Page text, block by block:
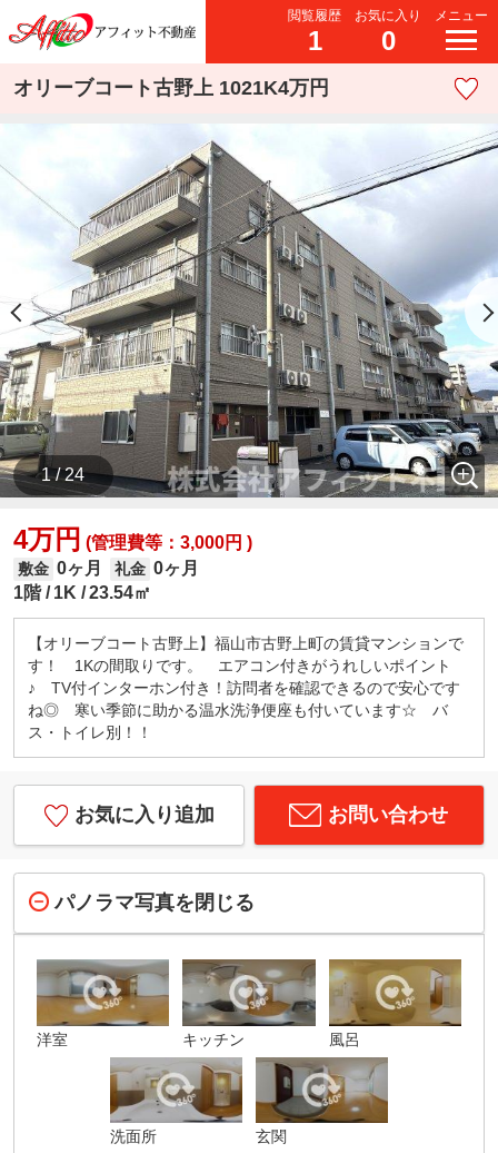
閲覧履歴
1
お気に入り
0
メニュー
オリーブコート古野上 1021K4万円
1 / 24
4万円 (管理費等：3,000円 )
敷金 0ヶ月 礼金 0ヶ月
1階
1K 23.54㎡
【オリーブコート古野上】福山市古野上町の賃貸マンションで
す！ 1Kの間取りです。 エアコン付きがうれしいポイント
♪ TV付インターホン付き！訪問者を確認できるので安心です
ね◎ 寒い季節に助かる温水洗浄便座も付いています☆ バ
ス・トイレ別！！
お気に入り追加 お問い合わせ
パノラマ写真を閉じる
洋室 キッチン 風呂
洗面所 玄関